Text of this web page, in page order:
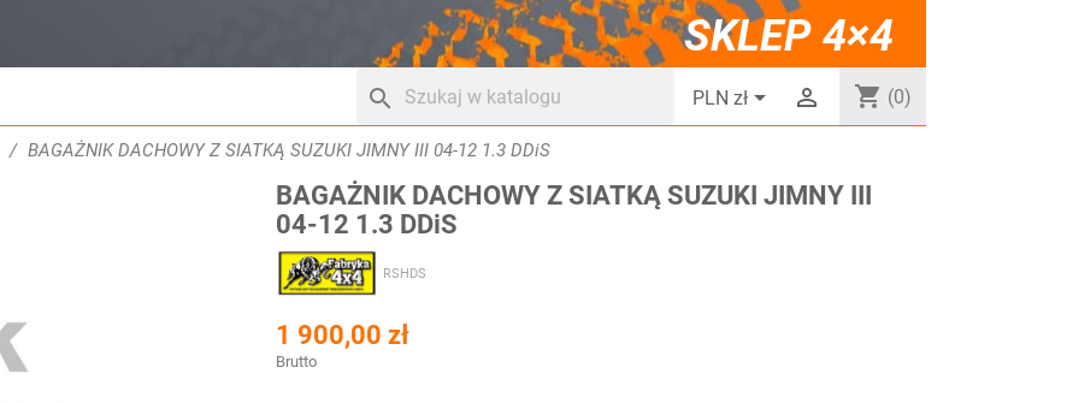
SKLEP 4×4
search PLN zł  shopping_cart (0)
BAGAŻNIK DACHOWY Z SIATKĄ SUZUKI JIMNY III 04-12 1.3 DDiS
BAGAŻNIK DACHOWY Z SIATKĄ SUZUKI JIMNY III
04-12 1.3 DDiS
RSHDS
1 900,00 zł
Brutto